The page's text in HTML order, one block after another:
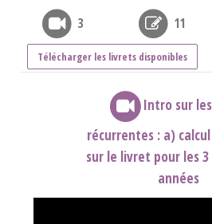
3 11
Télécharger les livrets disponibles
Intro sur
récurrentes : a)
sur le livret pour les
années